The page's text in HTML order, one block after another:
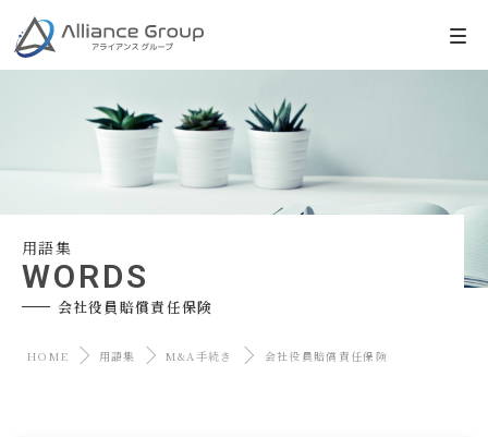
用語集
WORDS
会社役員賠償責任保険
HOME 用語集 M&A手続き 会社役員賠償責任保険